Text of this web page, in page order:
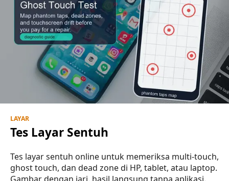
LAYAR
Tes Layar Sentuh
Tes layar sentuh online untuk memeriksa multi-touch,
ghost touch, dan dead zone di HP, tablet, atau laptop.
Gambar dengan jari, hasil langsung tanpa aplikasi.